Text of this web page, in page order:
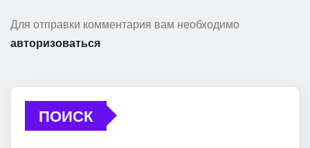
Для отправки комментария вам необходимо
авторизоваться
ПОИСК